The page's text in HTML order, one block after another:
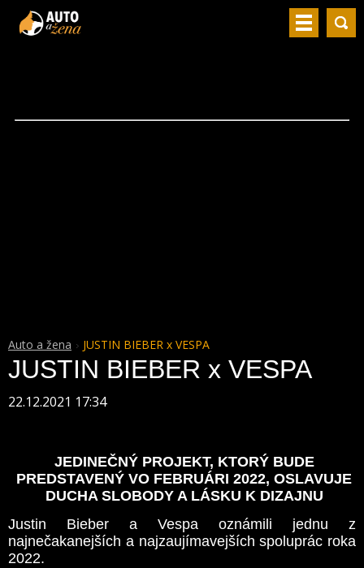
Auto a žena JUSTIN BIEBER x VESPA
JUSTIN BIEBER x VESPA
22.12.2021 17:34
JEDINEČNÝ PROJEKT, KTORÝ BUDE
PREDSTAVENÝ VO FEBRUÁRI 2022, OSLAVUJE
DUCHA SLOBODY A LÁSKU K DIZAJNU
Justin Bieber a Vespa oznámili jednu z
najnečakanejších a najzaujímavejších spoluprác roka
2022.